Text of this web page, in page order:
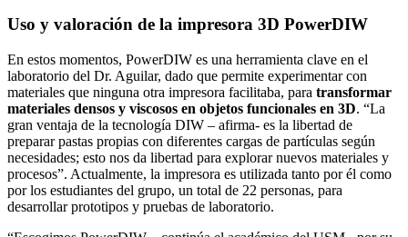
Uso y valoración de la impresora 3D PowerDIW
En estos momentos, PowerDIW es una herramienta clave en el
laboratorio del Dr. Aguilar, dado que permite experimentar con
materiales que ninguna otra impresora facilitaba, para transformar
materiales densos y viscosos en objetos funcionales en 3D. “La
gran ventaja de la tecnología DIW – afirma- es la libertad de
preparar pastas propias con diferentes cargas de partículas según
necesidades; esto nos da libertad para explorar nuevos materiales y
procesos”. Actualmente, la impresora es utilizada tanto por él como
por los estudiantes del grupo, un total de 22 personas, para
desarrollar prototipos y pruebas de laboratorio.